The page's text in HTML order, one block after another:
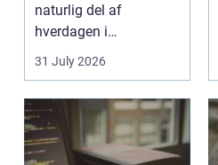
naturlig del af
hverdagen i
København. Byen er
fyldt med dygtige...
31 July 2026